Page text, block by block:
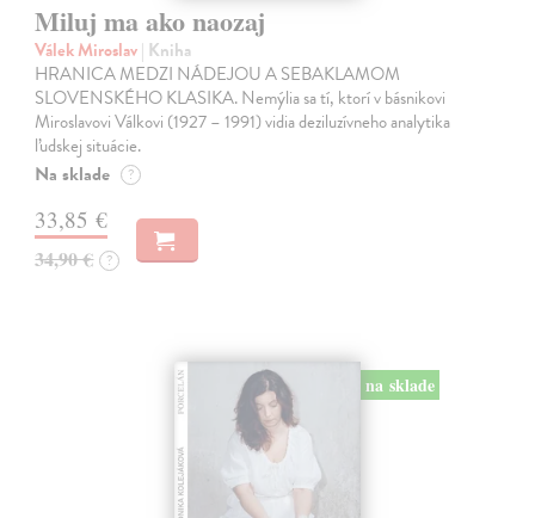
Miluj ma ako naozaj
Válek Miroslav| Kniha
HRANICA MEDZI NÁDEJOU A SEBAKLAMOM
SLOVENSKÉHO KLASIKA. Nemýlia sa tí, ktorí v básnikovi
Miroslavovi Válkovi (1927 – 1991) vidia deziluzívneho analytika
ľudskej situácie.
Na sklade ?
33,85 €
34,90 € ?
na sklade